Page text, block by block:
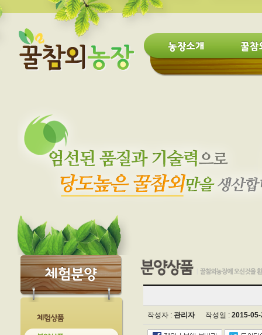
작성자 : 관리자작성일 : 2015-